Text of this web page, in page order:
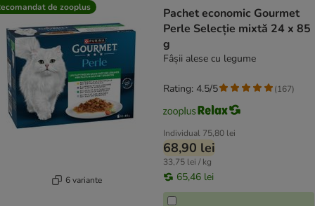
de zooplus
6 variante
Pachet economic Gourmet
Perle Selecție mixtă 24 x 85
g
Fâșii alese cu legume
Individual 75,80 lei
68,90 lei
33,75 lei / kg
65,46 lei
Rating: 4.5/5 (167)